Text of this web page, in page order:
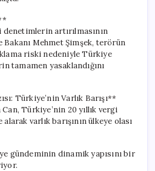
artırılmasının
Bakanı Mehmet Şimşek, terörün
riski nedeniyle Türkiye
tamamen yasaklandığını
Türkiye’nin Varlık Barışı**
Türkiye’nin 20 yıllık vergi
varlık barışının ülkeye olası
gündeminin dinamik yapısını bir